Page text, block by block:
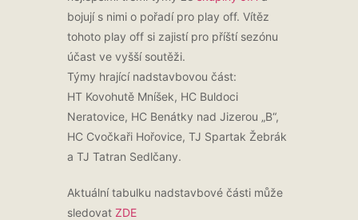
bojují s nimi o pořadí pro play off. Vítěz
tohoto play off si zajistí pro příští sezónu
účast ve vyšší soutěži.
Týmy hrající nadstavbovou část:
HT Kovohutě Mníšek, HC Buldoci
Neratovice, HC Benátky nad Jizerou „B“,
HC Cvočkaři Hořovice, TJ Spartak Žebrák
a TJ Tatran Sedlčany.
Aktuální tabulku nadstavbové části může
sledovat ZDE